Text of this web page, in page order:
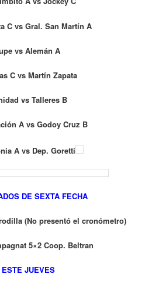
C vs Gral. San Martín A
vs Alemán A
C vs Martín Zapata
vs Talleres B
A vs Godoy Cruz B
A vs Dep. Goretti
DE SEXTA FECHA
(No presentó el cronómetro)
5×2 Coop. Beltran
ESTE JUEVES